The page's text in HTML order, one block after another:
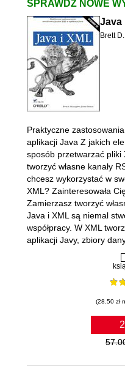
SPRAWDŹ NOWE
Java
Brett
(28.50 zł
Praktyczne
aplikacji Java Z jakich
sposób przetwarzać pliki
tworzyć własne kanały
chcesz wykorzystać w
XML? Zainteresowała
Zamierzasz tworzyć
Java i XML są niemal
współpracy. W XML
aplikacji Javy, zbiory